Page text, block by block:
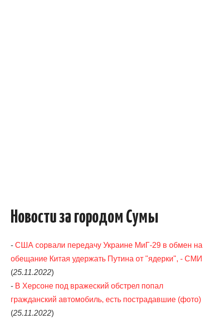
Новости за городом Сумы
-США сорвали передачу Украине МиГ-29 в обмен на
обещание Китая удержать Путина от "ядерки", - СМИ
(25.11.2022)
- В Херсоне под вражеский обстрел попал
гражданский автомобиль, есть пострадавшие (фото)
(25.11.2022)